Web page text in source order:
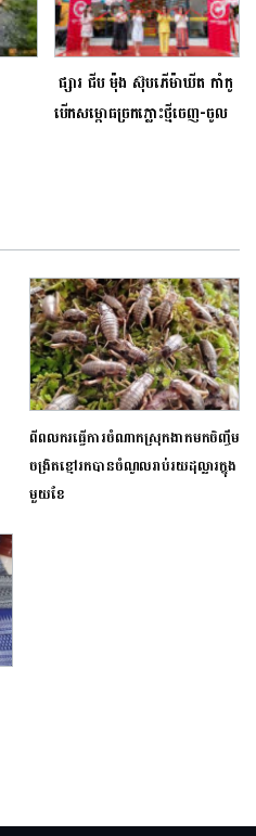
ផ្សារ ជីប ម៉ុង ស៊ុបភើម៉ាឃីត កាំកូ
បើកសម្ពោធច្រកភ្លោះថ្មីចេញ-ចូល
ពីពលករធ្វើការចំណាកស្រុកងាកមកចិញ្ចឹម
ចង្រិតខ្មៅរកបានចំណូលរាប់រយដុល្លារក្នុង
មួយខែ